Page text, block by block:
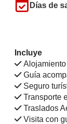
Días de
Incluye
Alojamiento
Guía
Seguro
Transporte
Traslados
Visita con